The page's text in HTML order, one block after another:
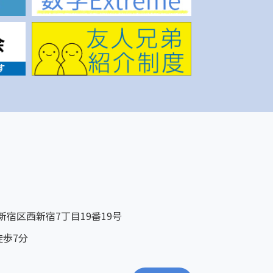
宿区西新宿7丁目19番19号
歩7分